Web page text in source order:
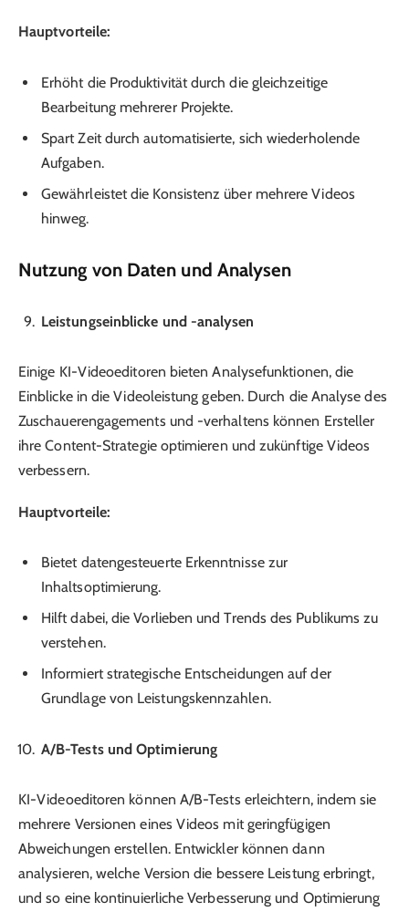
Hauptvorteile:
Erhöht die Produktivität durch die gleichzeitige
Bearbeitung mehrerer Projekte.
Spart Zeit durch automatisierte, sich wiederholende
Aufgaben.
Gewährleistet die Konsistenz über mehrere Videos
hinweg.
Nutzung von Daten und Analysen
Leistungseinblicke und -analysen
Einige KI-Videoeditoren bieten Analysefunktionen, die
Einblicke in die Videoleistung geben. Durch die Analyse des
Zuschauerengagements und -verhaltens können Ersteller
ihre Content-Strategie optimieren und zukünftige Videos
verbessern.
Hauptvorteile:
Bietet datengesteuerte Erkenntnisse zur
Inhaltsoptimierung.
Hilft dabei, die Vorlieben und Trends des Publikums zu
verstehen.
Informiert strategische Entscheidungen auf der
Grundlage von Leistungskennzahlen.
A/B-Tests und Optimierung
KI-Videoeditoren können A/B-Tests erleichtern, indem sie
mehrere Versionen eines Videos mit geringfügigen
Abweichungen erstellen. Entwickler können dann
analysieren, welche Version die bessere Leistung erbringt,
und so eine kontinuierliche Verbesserung und Optimierung